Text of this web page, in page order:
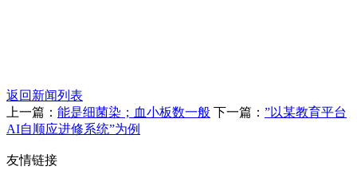
返回新闻列表
上一篇： 能是细菌染；血小板数一般 下一篇： ”以某教育平台
AI自顺应进修系统”为例
友情链接